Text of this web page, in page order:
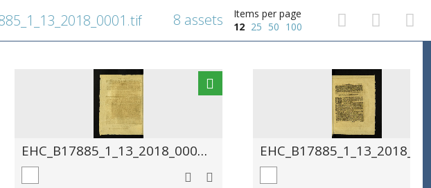
Items per page
12 25 50 100
8 assets
EHC_B17885_1_13_2018_0002.tif